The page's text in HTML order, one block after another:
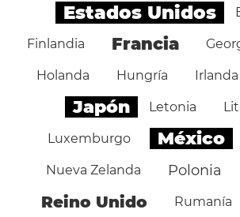
Estados Unidos
Finlandia Francia
Holanda Hungría Irlanda
Japón Letonia
Luxemburgo México
Nueva Zelanda Polonia
Reino Unido Rumanía